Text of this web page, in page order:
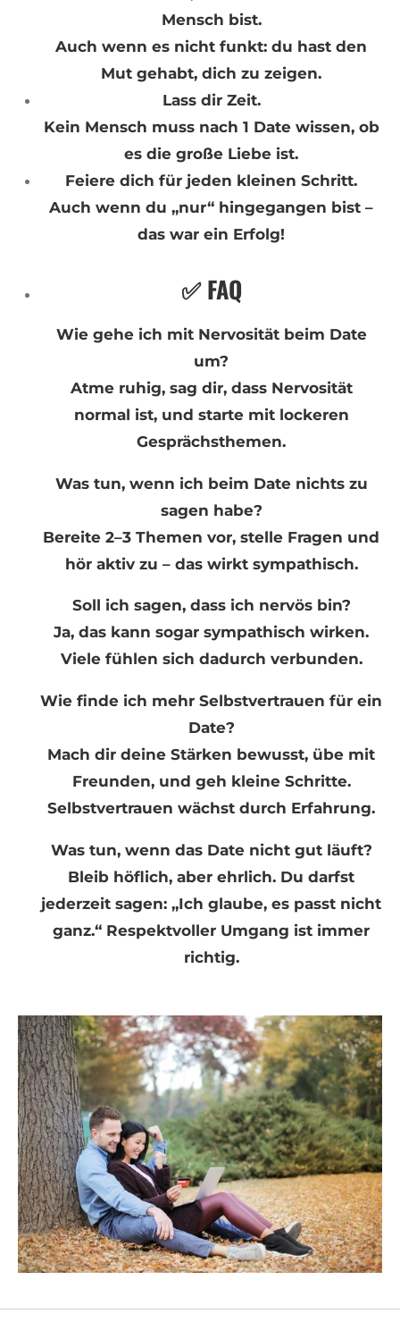
Mensch bist.
Auch wenn es nicht funkt: du hast den
Mut gehabt, dich zu zeigen.
Lass dir Zeit.
Kein Mensch muss nach 1 Date wissen, ob
es die große Liebe ist.
Feiere dich für jeden kleinen Schritt.
Auch wenn du „nur“ hingegangen bist –
das war ein Erfolg!
✅ FAQ
Wie gehe ich mit Nervosität beim Date
um?
Atme ruhig, sag dir, dass Nervosität
normal ist, und starte mit lockeren
Gesprächsthemen.
Was tun, wenn ich beim Date nichts zu
sagen habe?
Bereite 2–3 Themen vor, stelle Fragen und
hör aktiv zu – das wirkt sympathisch.
Soll ich sagen, dass ich nervös bin?
Ja, das kann sogar sympathisch wirken.
Viele fühlen sich dadurch verbunden.
Wie finde ich mehr Selbstvertrauen für ein
Date?
Mach dir deine Stärken bewusst, übe mit
Freunden, und geh kleine Schritte.
Selbstvertrauen wächst durch Erfahrung.
Was tun, wenn das Date nicht gut läuft?
Bleib höflich, aber ehrlich. Du darfst
jederzeit sagen: „Ich glaube, es passt nicht
ganz.“ Respektvoller Umgang ist immer
richtig.